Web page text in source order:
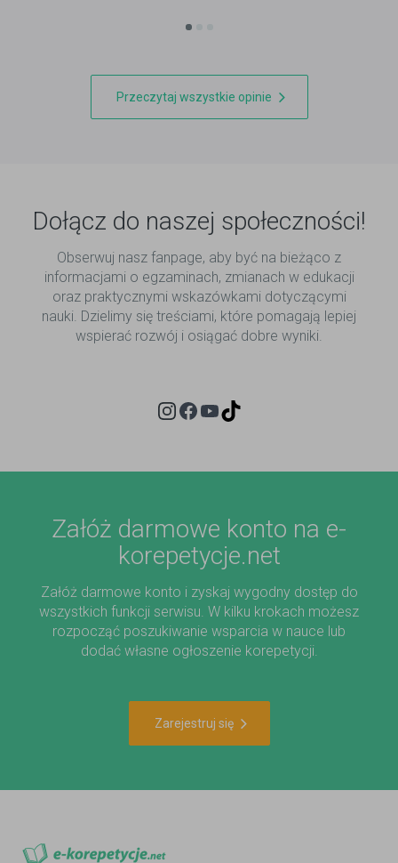
Przeczytaj wszystkie opinie
Dołącz do naszej społeczności!
Obserwuj nasz fanpage, aby być na bieżąco z
informacjami o egzaminach, zmianach w edukacji
oraz praktycznymi wskazówkami dotyczącymi
nauki. Dzielimy się treściami, które pomagają lepiej
wspierać rozwój i osiągać dobre wyniki.
Instagram
Facebook
YouTube
GitHub
Załóż darmowe konto na e-
korepetycje.net
Załóż darmowe konto i zyskaj wygodny dostęp do
wszystkich funkcji serwisu. W kilku krokach możesz
rozpocząć poszukiwanie wsparcia w nauce lub
dodać własne ogłoszenie korepetycji.
Zarejestruj się